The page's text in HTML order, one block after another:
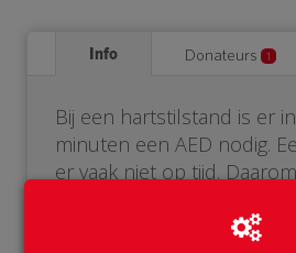
Info Donateurs 1
Bij een hartstilstand is er
minuten een AED nodig.
er vaak niet op tijd.
Doneer voor onze